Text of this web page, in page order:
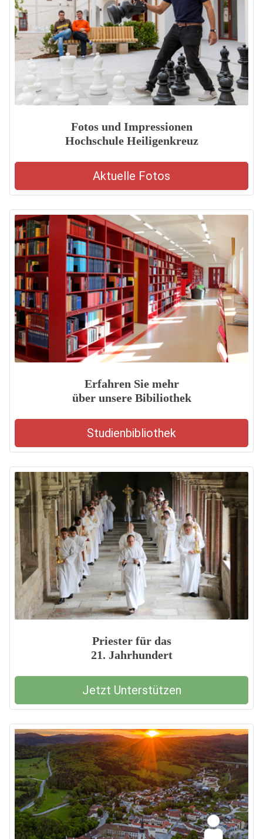
Fotos und Impressionen
Hochschule Heiligenkreuz
Aktuelle Fotos
Erfahren Sie mehr
über unsere Bibiliothek
Studienbibliothek
Priester für das
21. Jahrhundert
Jetzt Unterstützen